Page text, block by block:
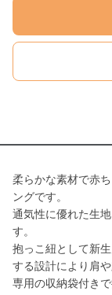
柔らかな素材で赤
ングです。
通気性に優れた生
す。
抱っこ紐として新
する設計により肩
専用の収納袋付き